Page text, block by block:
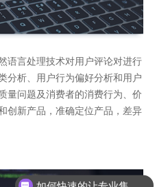
语言处理技术对用户评论对进行
分析、用户行为偏好分析和用户
量问题及消费者的消费行为、价
创新产品，准确定位产品，差异
如何快速的让专业售前联系我？